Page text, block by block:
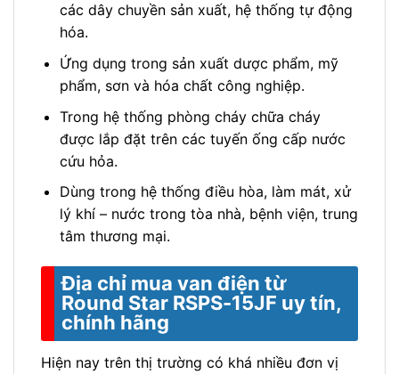
các dây chuyền sản xuất, hệ thống tự động
hóa.
Ứng dụng trong sản xuất dược phẩm, mỹ
phẩm, sơn và hóa chất công nghiệp.
Trong hệ thống phòng cháy chữa cháy
được lắp đặt trên các tuyến ống cấp nước
cứu hỏa.
Dùng trong hệ thống điều hòa, làm mát, xử
lý khí – nước trong tòa nhà, bệnh viện, trung
tâm thương mại.
Địa chỉ mua van điện từ
Round Star RSPS-15JF uy tín,
chính hãng
Hiện nay trên thị trường có khá nhiều đơn vị